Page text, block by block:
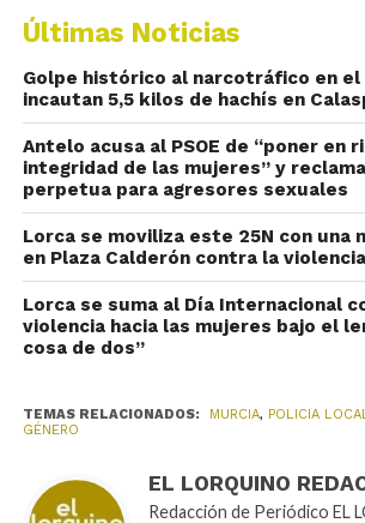
Últimas Noticias
Golpe histórico al narcotráfico en
incautan 5,5 kilos de hachís en
Antelo acusa al PSOE de “poner en
integridad de las mujeres” y
perpetua para agresores sexuales
Lorca se moviliza este 25N con una
en Plaza Calderón contra la
Lorca se suma al Día Internacional
violencia hacia las mujeres bajo el
cosa de dos”
TEMAS RELACIONADOS: MURCIA, POLICIA
GÉNERO
EL LORQUINO
Redacción de Periódico EL